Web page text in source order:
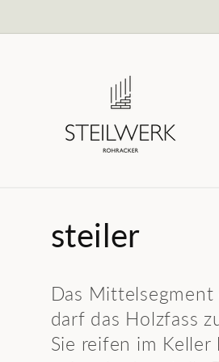
Inhalt
K
t
steiler
Das Mittelsegment
darf das Holzfass
Sie reifen im